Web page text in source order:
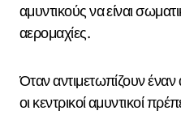
αμυντικούς να είναι
αερομαχίες.
Όταν αντιμετωπίζουν
οι κεντρικοί αμυντικοί